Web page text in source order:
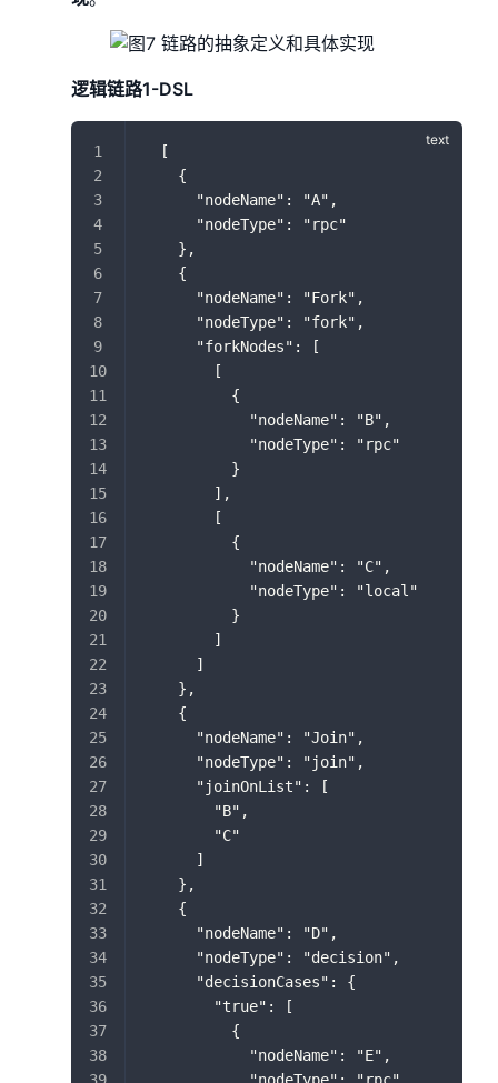
逻辑链路1-DSL
  [
    {
      "nodeName": "A",
      "nodeType": "rpc"
    },
    {
      "nodeName": "Fork",
      "nodeType": "fork",
      "forkNodes": [
        [
          {
            "nodeName": "B",
            "nodeType": "rpc"
          }
        ],
        [
          {
            "nodeName": "C",
            "nodeType": "local"
          }
        ]
      ]
    },
    {
      "nodeName": "Join",
      "nodeType": "join",
      "joinOnList": [
        "B",
        "C"
      ]
    },
    {
      "nodeName": "D",
      "nodeType": "decision",
      "decisionCases": {
        "true": [
          {
            "nodeName": "E",
            "nodeType": "rpc"